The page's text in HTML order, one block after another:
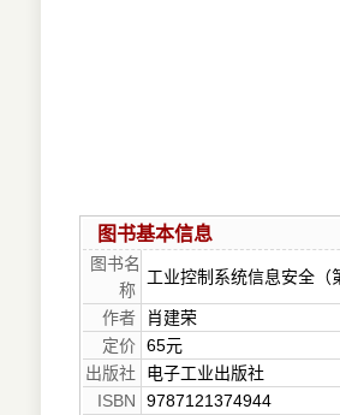
图书基本信息
图书名
称
工业控制系统信息安全（
作者
肖建荣
定价 65元
出版社
电子工业出版社
ISBN
9787121374944